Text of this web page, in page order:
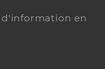
d'information en